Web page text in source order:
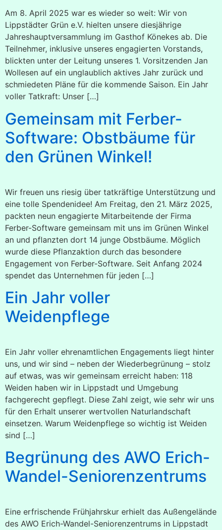
Am 8. April 2025 war es wieder so weit: Wir von
Lippstädter Grün e.V. hielten unsere diesjährige
Jahreshauptversammlung im Gasthof Könekes ab. Die
Teilnehmer, inklusive unseres engagierten Vorstands,
blickten unter der Leitung unseres 1. Vorsitzenden Jan
Wollesen auf ein unglaublich aktives Jahr zurück und
schmiedeten Pläne für die kommende Saison. Ein Jahr
voller Tatkraft: Unser […]
Gemeinsam mit Ferber-
Software: Obstbäume für
den Grünen Winkel!
Wir freuen uns riesig über tatkräftige Unterstützung und
eine tolle Spendenidee! Am Freitag, den 21. März 2025,
packten neun engagierte Mitarbeitende der Firma
Ferber-Software gemeinsam mit uns im Grünen Winkel
an und pflanzten dort 14 junge Obstbäume. Möglich
wurde diese Pflanzaktion durch das besondere
Engagement von Ferber-Software. Seit Anfang 2024
spendet das Unternehmen für jeden […]
Ein Jahr voller
Weidenpflege
Ein Jahr voller ehrenamtlichen Engagements liegt hinter
uns, und wir sind – neben der Wiederbegrünung – stolz
auf etwas, was wir gemeinsam erreicht haben: 118
Weiden haben wir in Lippstadt und Umgebung
fachgerecht gepflegt. Diese Zahl zeigt, wie sehr wir uns
für den Erhalt unserer wertvollen Naturlandschaft
einsetzen. Warum Weidenpflege so wichtig ist Weiden
sind […]
Begrünung des AWO Erich-
Wandel-Seniorenzentrums
Eine erfrischende Frühjahrskur erhielt das Außengelände
des AWO Erich-Wandel-Seniorenzentrums in Lippstadt